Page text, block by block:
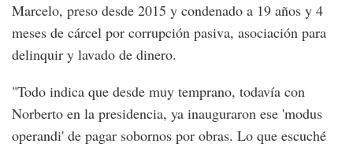
Marcelo, preso desde 2015 y condenado a 19 años y 4
meses de cárcel por corrupción pasiva, asociación para
delinquir y lavado de dinero.
"Todo indica que desde muy temprano, todavía con
Norberto en la presidencia, ya inauguraron ese 'modus
operandi' de pagar sobornos por obras. Lo que escuché